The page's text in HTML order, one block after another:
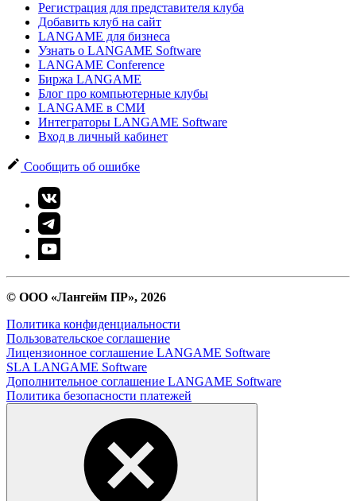
Регистрация для представителя клуба
Добавить клуб на сайт
LANGAME для бизнеса
Узнать о LANGAME Software
LANGAME Conference
Биржа LANGAME
Блог про компьютерные клубы
LANGAME в СМИ
Интеграторы LANGAME Software
Вход в личный кабинет
Сообщить об ошибке
© ООО «Лангейм ПР», 2026
Политика конфиденциальности
Пользовательское соглашение
Лицензионное соглашение LANGAME Software
SLA LANGAME Software
Дополнительное соглашение LANGAME Software
Политика безопасности платежей